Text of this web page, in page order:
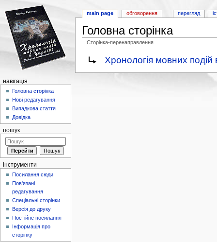
Головна сторінка
Сторінка-перенаправлення
Перенаправити на:
Хронологія мовних подій
main page обговорення перегляд
навігація
Головна сторінка
Нові редагування
Випадкова стаття
Довідка
пошук
інструменти
Посилання сюди
Пов'язані
редагування
Спеціальні сторінки
Версія до друку
Постійне посилання
Інформація про
сторінку